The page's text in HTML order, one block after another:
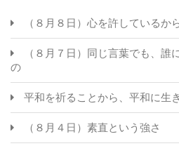
（８月８日）心を許しているか
（８月７日）同じ言葉でも、誰
の
平和を祈ることから、平和に生
（８月４日）素直という強さ